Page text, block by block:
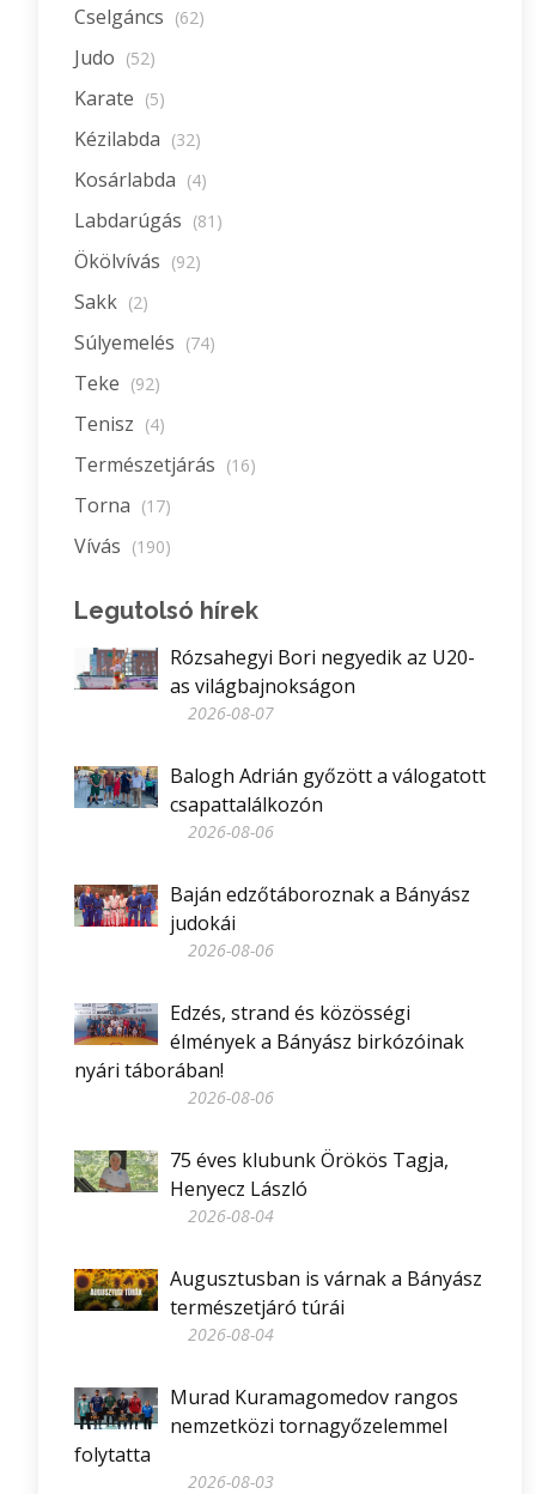
Cselgáncs (62)
Judo (52)
Karate (5)
Kézilabda (32)
Kosárlabda (4)
Labdarúgás (81)
Ökölvívás (92)
Sakk (2)
Súlyemelés (74)
Teke (92)
Tenisz (4)
Természetjárás (16)
Torna (17)
Vívás (190)
Legutolsó hírek
Rózsahegyi Bori negyedik az U20-
as világbajnokságon
2026-08-07
Balogh Adrián győzött a válogatott
csapattalálkozón
2026-08-06
Baján edzőtáboroznak a Bányász
judokái
2026-08-06
Edzés, strand és közösségi
élmények a Bányász birkózóinak
nyári táborában!
2026-08-06
75 éves klubunk Örökös Tagja,
Henyecz László
2026-08-04
Augusztusban is várnak a Bányász
természetjáró túrái
2026-08-04
Murad Kuramagomedov rangos
nemzetközi tornagyőzelemmel
folytatta
2026-08-03